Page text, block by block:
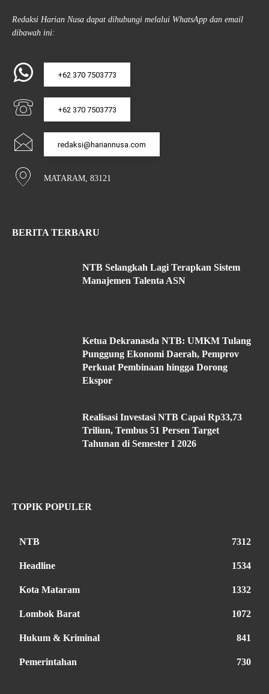
Redaksi Harian Nusa dapat dihubungi melalui WhatsApp dan email
dibawah ini:
+62 370 7503773
+62 370 7503773
redaksi@hariannusa.com
MATARAM, 83121
BERITA TERBARU
NTB Selangkah Lagi Terapkan Sistem
Manajemen Talenta ASN
Ketua Dekranasda NTB: UMKM Tulang
Punggung Ekonomi Daerah, Pemprov
Perkuat Pembinaan hingga Dorong
Ekspor
Realisasi Investasi NTB Capai Rp33,73
Triliun, Tembus 51 Persen Target
Tahunan di Semester I 2026
TOPIK POPULER
NTB 7312
Headline 1534
Kota Mataram 1332
Lombok Barat 1072
Hukum & Kriminal 841
Pemerintahan 730